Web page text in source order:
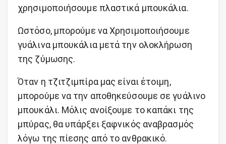
χρησιμοποιήσουμε πλαστικά μπουκάλια.
Ωστόσο, μπορούμε να Χρησιμοποιήσουμε
γυάλινα μπουκάλια μετά την ολοκλήρωση
της ζύμωσης.
Όταν η τζιτζιμπίρα μας είναι έτοιμη,
μπορούμε να την αποθηκεύσουμε σε γυάλινο
μπουκάλι. Μόλις ανοίξουμε το καπάκι της
μπύρας, θα υπάρξει ξαφνικός αναβρασμός
λόγω της πίεσης από το ανθρακικό.